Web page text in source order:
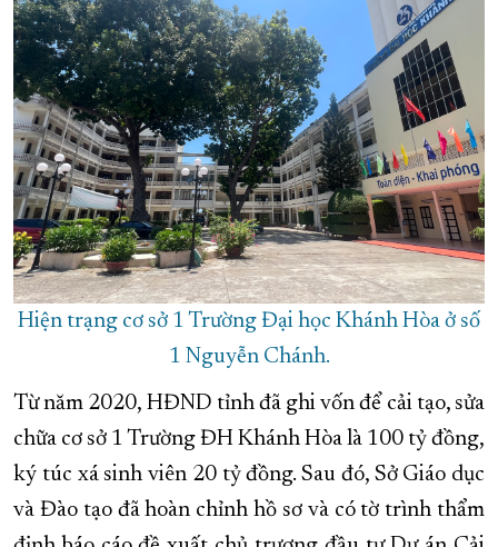
Hiện trạng cơ sở 1 Trường Đại học Khánh Hòa ở số
1 Nguyễn Chánh.
Từ năm 2020, HĐND tỉnh đã ghi vốn để cải tạo, sửa
chữa cơ sở 1 Trường ĐH Khánh Hòa là 100 tỷ đồng,
ký túc xá sinh viên 20 tỷ đồng. Sau đó, Sở Giáo dục
và Đào tạo đã hoàn chỉnh hồ sơ và có tờ trình thẩm